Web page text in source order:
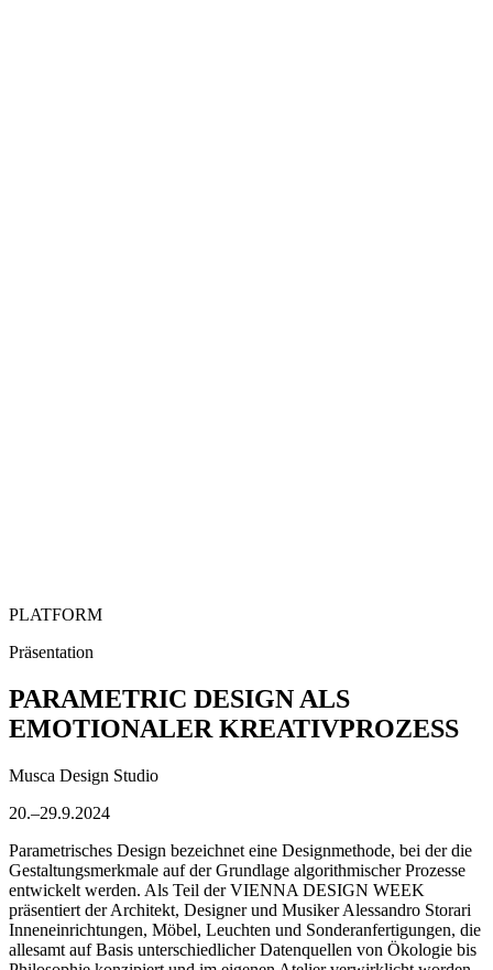
PLATFORM
Präsentation
PARAMETRIC DESIGN ALS
EMOTIONALER KREATIVPROZESS
Musca Design Studio
20.–29.9.2024
Parametrisches Design bezeichnet eine Designmethode, bei der die
Gestaltungsmerkmale auf der Grundlage algorithmischer Prozesse
entwickelt werden. Als Teil der VIENNA DESIGN WEEK
präsentiert der Architekt, Designer und Musiker Alessandro Storari
Inneneinrichtungen, Möbel, Leuchten und Sonderanfertigungen, die
allesamt auf Basis unterschiedlicher Datenquellen von Ökologie bis